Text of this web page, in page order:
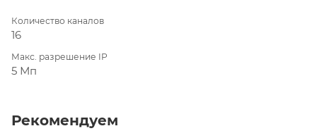
Количество каналов
16
Макс. разрешение IP
5 Мп
Рекомендуем